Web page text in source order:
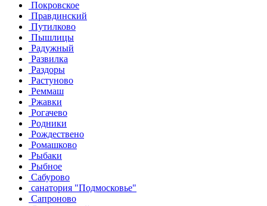
Покровское
Правдинский
Путилково
Пышлицы
Радужный
Развилка
Раздоры
Растуново
Реммаш
Ржавки
Рогачево
Родники
Рождествено
Ромашково
Рыбаки
Рыбное
Сабурово
санатория "Подмосковье"
Сапроново